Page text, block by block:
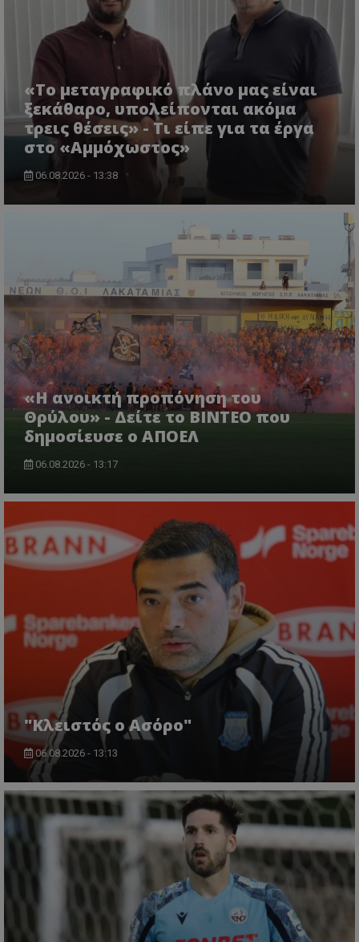
«Το μεταγραφικό πλάνο μας είναι
ξεκάθαρο, υπολείπονται ακόμα
τρεις θέσεις» - Τι είπε για τα έργα
στο «Αμμόχωστος»
06.08.2026 - 13:38
«Η ανοικτή προπόνηση του
Θρύλου» - Δείτε το ΒΙΝΤΕΟ που
δημοσίευσε ο ΑΠΟΕΛ
06.08.2026 - 13:17
"Κλειστός ο Ασόρο"
06.08.2026 - 13:13